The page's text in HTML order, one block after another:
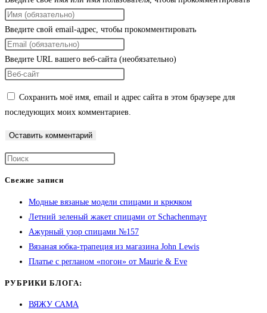
Введите свой email-адрес, чтобы прокомментировать
Введите URL вашего веб-сайта (необязательно)
Сохранить моё имя, email и адрес сайта в этом браузере для
последующих моих комментариев.
Свежие записи
Модные вязаные модели спицами и крючком
Летний зеленый жакет спицами от Schachenmayr
Ажурный узор спицами №157
Вязаная юбка-трапеция из магазина John Lewis
Платье с регланом «погон» от Maurie & Eve
РУБРИКИ БЛОГА:
ВЯЖУ САМА